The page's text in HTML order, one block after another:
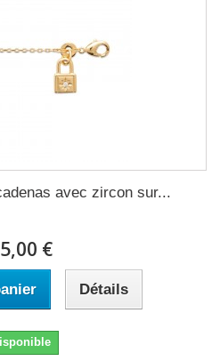
avec zircon sur...
€
Détails